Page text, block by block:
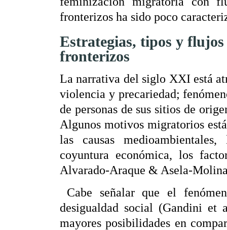
fronterizos ha sido poco
Estrategias, tipos y
fronterizos
La narrativa del siglo XXI está
violencia y precariedad;
de personas de sus sitios de
Algunos motivos migratorios
las causas
coyuntura económica, los
Alvarado-Araque & Asela-
Cabe señalar que el
desigualdad social (Gandini et
mayores posibilidades en